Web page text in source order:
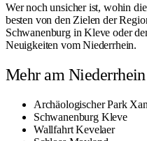
Wer noch unsicher ist, wohin
besten von den Zielen der
Schwanenburg in Kleve oder
Neuigkeiten vom Niederrhein.
Mehr am Niederrhein
Archäologischer Park
Schwanenburg Kleve
Wallfahrt Kevelaer